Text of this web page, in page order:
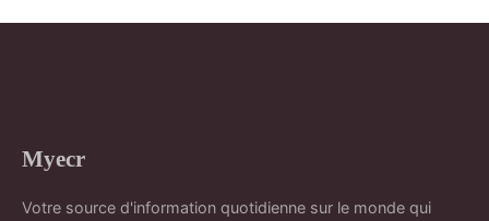
Myecr
Votre source d'information quotidienne sur le monde qui